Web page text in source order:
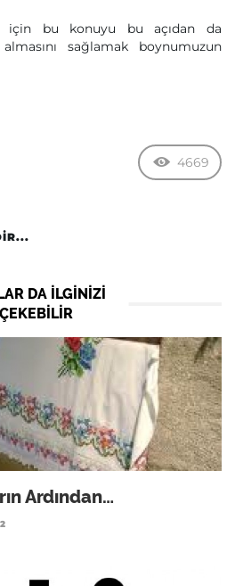
için bu konuyu bu açıdan da
sağlamak boynumuzun
4669
DA ILGINIZI
ÇEKEBILIR
Ardından…